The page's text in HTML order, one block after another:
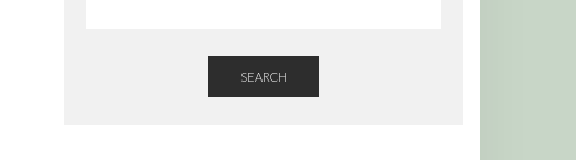
SEARCH